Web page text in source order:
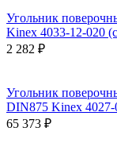
Угольник
Kinex 4033-12-020
2 282 ₽
Угольник
DIN875 Kinex 4027-
65 373 ₽